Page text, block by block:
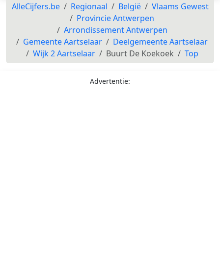
AlleCijfers.be Regionaal België
Vlaams Gewest
Provincie Antwerpen
Arrondissement Antwerpen
Gemeente Aartselaar
Deelgemeente Aartselaar
Wijk 2 Aartselaar
Buurt De Koekoek Top
Advertentie: